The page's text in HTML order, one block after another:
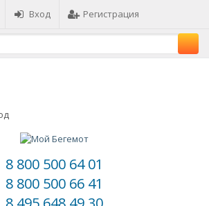
Вход Регистрация
8 800 500 64 01
8 800 500 66 41